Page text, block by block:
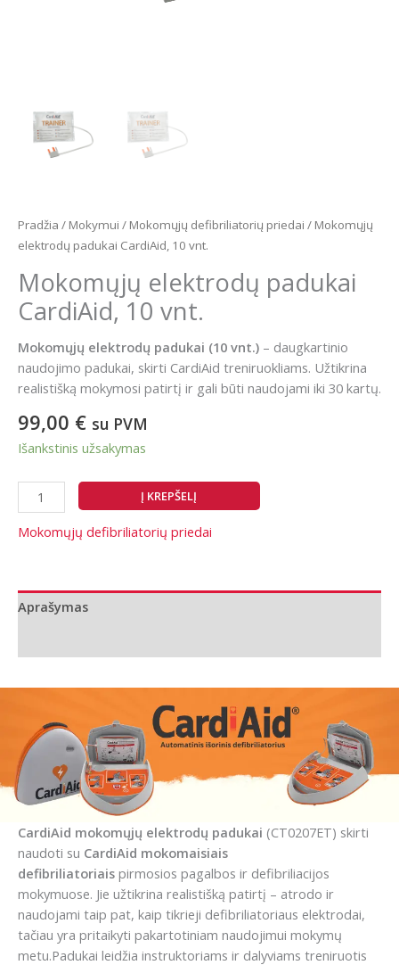
Pradžia / Mokymui / Mokomųjų defibriliatorių priedai / Mokomųjų
elektrodų padukai CardiAid, 10 vnt.
Mokomųjų elektrodų padukai
CardiAid, 10 vnt.
Mokomųjų elektrodų padukai (10 vnt.) – daugkartinio
naudojimo padukai, skirti CardiAid treniruokliams. Užtikrina
realistišką mokymosi patirtį ir gali būti naudojami iki 30 kartų.
99,00 € su PVM
Išankstinis užsakymas
produkto
kiekis:
Mokomųjų
CardiAid,
10
Į KREPŠELĮ
Mokomųjų defibriliatorių priedai
Aprašymas
CardiAid mokomųjų elektrodų padukai (CT0207ET) skirti
naudoti su CardiAid mokomaisiais
defibriliatoriais pirmosios pagalbos ir defibriliacijos
mokymuose. Jie užtikrina realistišką patirtį – atrodo ir
naudojami taip pat, kaip tikrieji defibriliatoriaus elektrodai,
tačiau yra pritaikyti pakartotiniam naudojimui mokymų
metu.Padukai leidžia instruktoriams ir dalyviams treniruotis